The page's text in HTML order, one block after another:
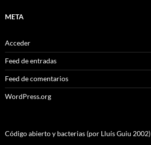
META
Acceder
Feed de entradas
Feed de comentarios
WordPress.org
Código abierto y bacterias (por Lluís Guiu 2002)